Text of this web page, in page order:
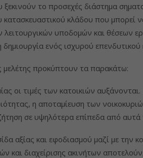
ξεκινούν το προσεχές διάστημα
κατασκευαστικού κλάδου που μπορεί
υποδομών και θέσεων
ενός ισχυρού επενδυτικού
μελέτης προκύπτουν τα παρακάτω:
οι τιμές των κατοικιών
η αποταμίευση των
σε υψηλότερα επίπεδα από
αξίας και εφοδιασμού μαζί με την
και διαχείρισης ακινήτων